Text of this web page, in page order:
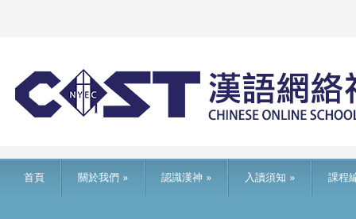
首頁 關於我們 » 認識漢神 » 入讀須知 » 課程